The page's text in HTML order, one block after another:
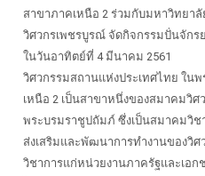
สาขาภาคเหนือ 2 ร่วมกับมหาวิทยา
วิศวกรเพชรบูรณ์ จัดกิจกรรมปั่นจักร
ในวันอาทิตย์ที่ 4 มีนาคม 2561
วิศวกรรมสถานแห่งประเทศไทย ใน
เหนือ 2 เป็นสาขาหนึ่งของสมาคมวิศ
พระบรมราชูปถัมภ์ ซึ่งเป็นสมาคมวิ
ส่งเสริมและพัฒนาการทำงานของวิ
วิชาการแก่หน่วยงานภาครัฐและเอ